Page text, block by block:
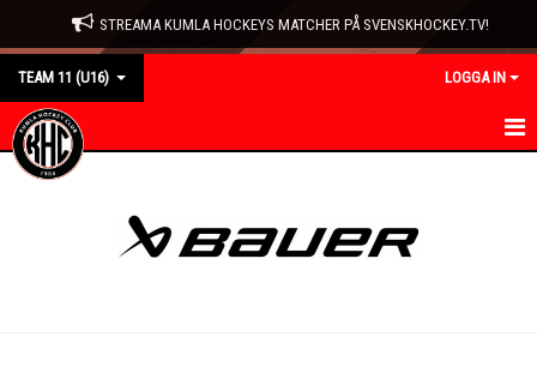
STREAMA KUMLA HOCKEYS MATCHER PÅ SVENSKHOCKEY.TV!
TEAM 11 (U16) LOGGA IN
HEM